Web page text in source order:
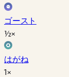
ゴースト
½×
はがね
1×